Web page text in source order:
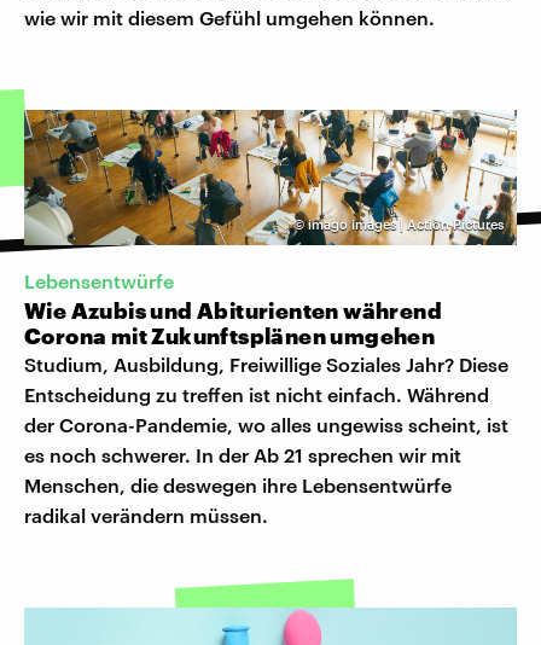
wie wir mit diesem Gefühl umgehen können.
©imago images | Action Pictures
Lebensentwürfe
Wie Azubis und Abiturienten während
Corona mit Zukunftsplänen umgehen
Studium, Ausbildung, Freiwillige Soziales Jahr? Diese
Entscheidung zu treffen ist nicht einfach. Während
der Corona-Pandemie, wo alles ungewiss scheint, ist
es noch schwerer. In der Ab 21 sprechen wir mit
Menschen, die deswegen ihre Lebensentwürfe
radikal verändern müssen.